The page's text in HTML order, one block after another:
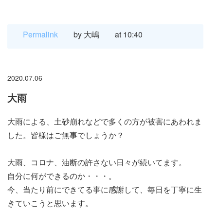
Permalink by 大嶋 at 10:40
2020.07.06
大雨
大雨による、土砂崩れなどで多くの方が被害にあわれま
した。皆様はご無事でしょうか？
大雨、コロナ、油断の許さない日々が続いてます。
自分に何ができるのか・・・。
今、当たり前にできてる事に感謝して、毎日を丁寧に生
きていこうと思います。